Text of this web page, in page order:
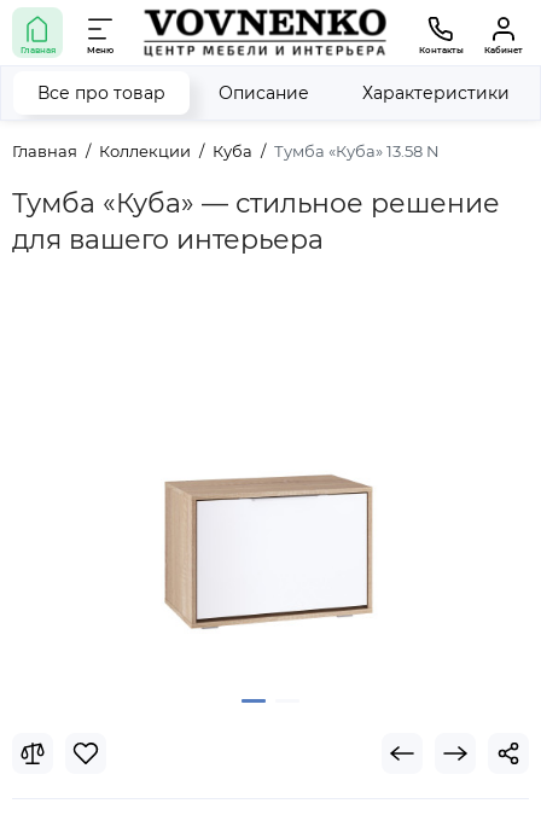
Главная Меню Контакты Кабинет
Главная Коллекции Куба Тумба «Куба» 13.58 N
Тумба «Куба» — стильное решение
для вашего интерьера
Все про товар Описание Характеристики